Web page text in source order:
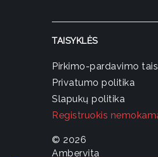
TAISYKLĖS
Pirkimo-pardavimo
Privatumo politika
Slapukų politika
Registruokis
© 2026
Ambervita